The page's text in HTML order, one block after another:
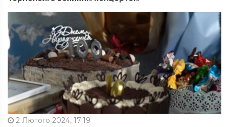
2 Лютого 2024, 17:19